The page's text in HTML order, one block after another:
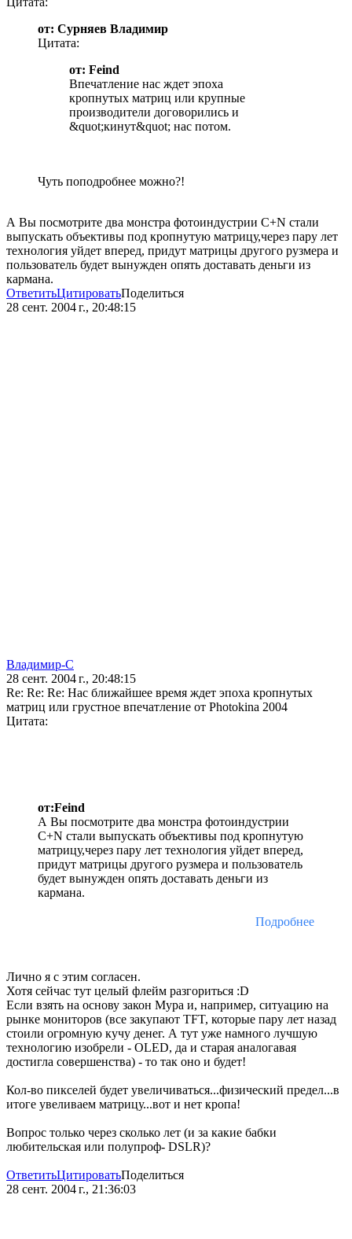
от: Сурняев Владимир
Цитата:
от: Feind
Впечатление нас ждет эпоха
кропнутых матриц или крупные
производители договорились и
&quot;кинут&quot; нас потом.
Чуть поподробнее можно?!
А Вы посмотрите два монстра фотоиндустрии С+N стали
выпускать объективы под кропнутую матрицу,через пару лет
технология уйдет вперед, придут матрицы другого рузмера и
пользователь будет вынужден опять доставать деньги из
кармана.
ОтветитьЦитироватьПоделиться
28 сент. 2004 г., 20:48:15
Владимир-С
28 сент. 2004 г., 20:48:15
Re: Re: Re: Нас ближайшее время ждет эпоха кропнутых
матриц или грустное впечатление от Photokina 2004
Цитата:
от:Feind
А Вы посмотрите два монстра фотоиндустрии
С+N стали выпускать объективы под кропнутую
матрицу,через пару лет технология уйдет вперед,
придут матрицы другого рузмера и пользователь
будет вынужден опять доставать деньги из
кармана.
Подробнее
Лично я с этим согласен.
Хотя сейчас тут целый флейм разгориться :D
Если взять на основу закон Мура и, например, ситуацию на
рынке мониторов (все закупают TFT, которые пару лет назад
стоили огромную кучу денег. А тут уже намного лучшую
технологию изобрели - OLED, да и старая аналогавая
достигла совершенства) - то так оно и будет!
Кол-во пикселей будет увеличиваться...физический предел...в
итоге увеливаем матрицу...вот и нет кропа!
Вопрос только через сколько лет (и за какие бабки
любительская или полупроф- DSLR)?
ОтветитьЦитироватьПоделиться
28 сент. 2004 г., 21:36:03